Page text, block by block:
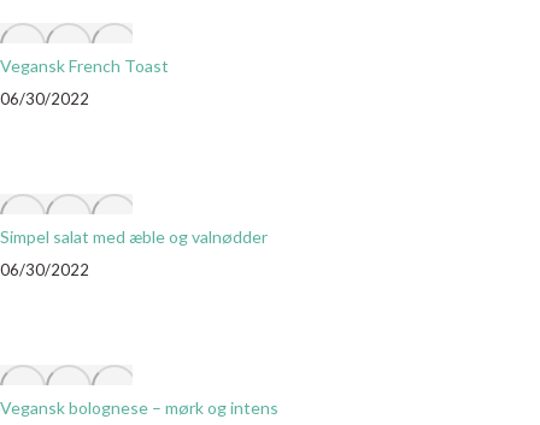
Vegansk French Toast
06/30/2022
Simpel salat med æble og valnødder
06/30/2022
Vegansk bolognese – mørk og intens